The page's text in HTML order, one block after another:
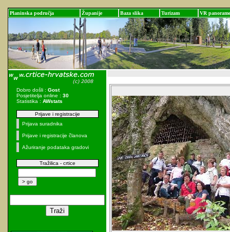
Planinska područja Županije Baza slika Turizam VR panorame
Dobro došli : Gost
Posjetitelja online : 30
Statistika : AWstats
Prijave i registracije
Prijava suradnika
Prijave i registracije članova
Ažuriranje podataka gradovi
Tražilica - crtice